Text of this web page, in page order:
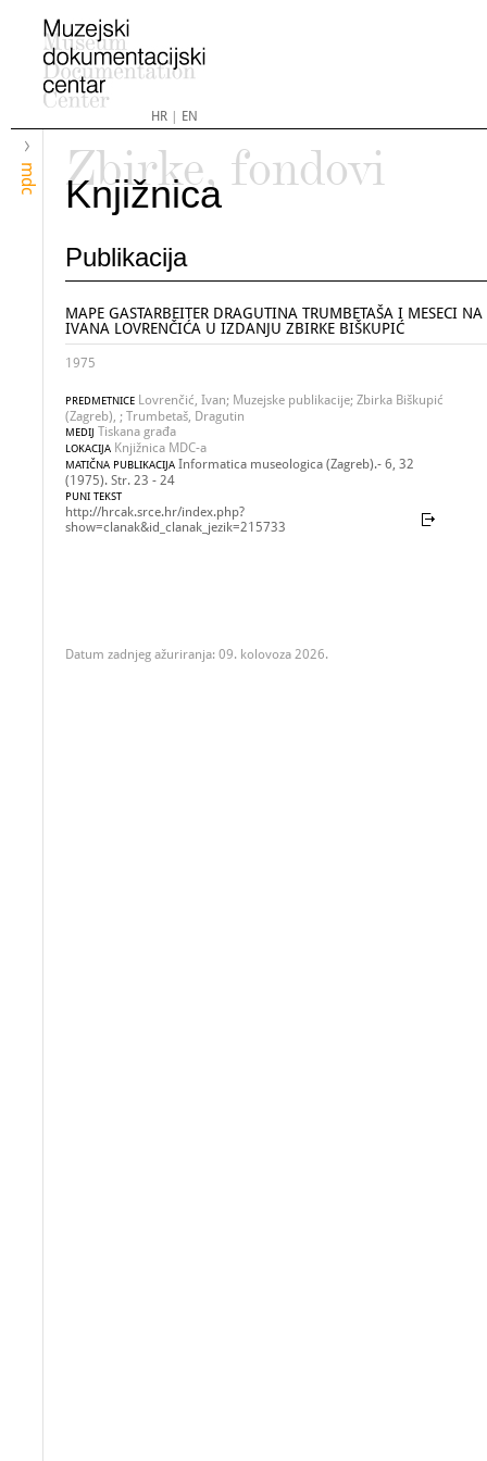
HR| EN
mdc
Zbirke, fondovi
Knjižnica
Publikacija
MAPE GASTARBEITER DRAGUTINA TRUMBETAŠA I MESECI
IVANA LOVRENČIĆA U IZDANJU ZBIRKE BIŠKUPIĆ
1975
PREDMETNICE Lovrenčić, Ivan; Muzejske publikacije; Zbirka Biškupić
(Zagreb), ; Trumbetaš, Dragutin
MEDIJ Tiskana građa
LOKACIJA Knjižnica MDC-a
MATIČNA PUBLIKACIJA Informatica museologica (Zagreb).- 6, 32
(1975). Str. 23 - 24
PUNI TEKST
http://hrcak.srce.hr/index.php?
show=clanak&id_clanak_jezik=215733
Datum zadnjeg ažuriranja: 09. kolovoza 2026.